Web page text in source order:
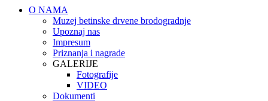
O NAMA
Muzej betinske drvene brodogradnje
Upoznaj nas
Impresum
Priznanja i nagrade
GALERIJE
Fotografije
VIDEO
Dokumenti